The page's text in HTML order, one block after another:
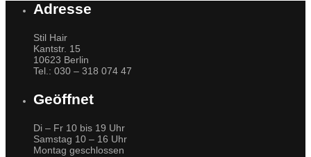
Adresse
Stil Hair
Kantstr. 15
10623 Berlin
Tel.: 030 – 318 074 47
Geöffnet
Di – Fr 10 bis 19 Uhr
Samstag 10 – 16 Uhr
Montag geschlossen